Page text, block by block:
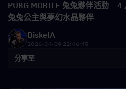
PUBG MOBILE 兔兔夥伴活動 – 4
兔兔公主與夢幻水晶夥伴
BiskelA
2026-04-09 22:46:45
分享至